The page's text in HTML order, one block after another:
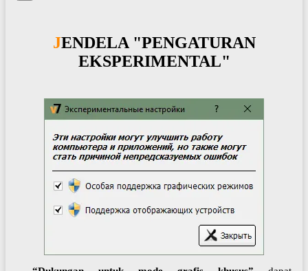
JENDELA "PENGATURAN
EKSPERIMENTAL"